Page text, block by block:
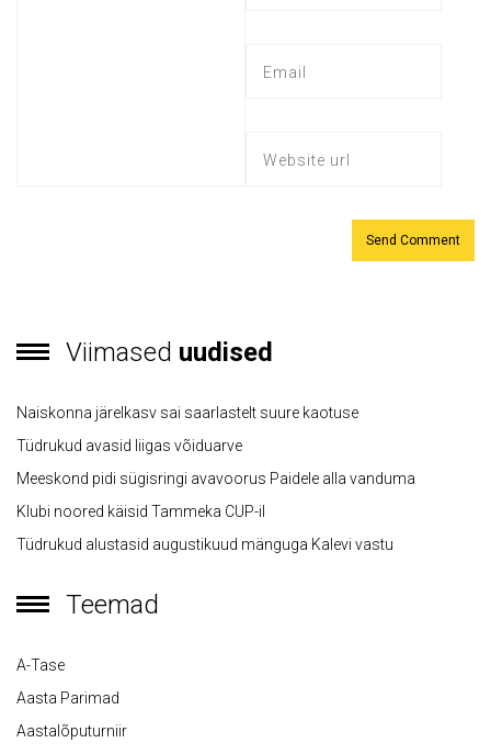
Viimased uudised
Naiskonna järelkasv sai saarlastelt suure kaotuse
Tüdrukud avasid liigas võiduarve
Meeskond pidi sügisringi avavoorus Paidele alla vanduma
Klubi noored käisid Tammeka CUP-il
Tüdrukud alustasid augustikuud mänguga Kalevi vastu
Teemad
A-Tase
Aasta Parimad
Aastalõputurniir